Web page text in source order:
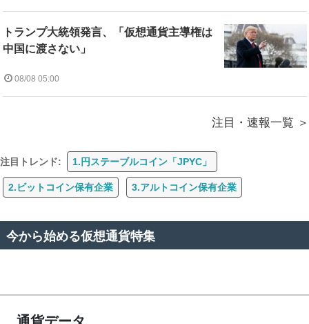
トランプ大統領発言、「仮想通貨主導権は
中国に渡さない」
08/08 05:00
注目・速報一覧
注目トレンド: 1.円ステーブルコイン「JPYC」
2.ビットコイン保有企業 3.アルトコイン保有企業
今から始める仮想通貨特集